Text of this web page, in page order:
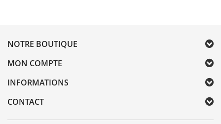
NOTRE BOUTIQUE
MON COMPTE
INFORMATIONS
CONTACT